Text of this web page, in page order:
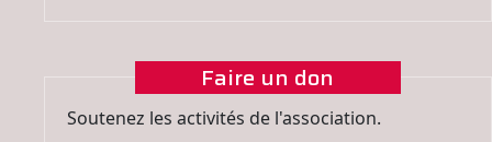
Faire un don
Soutenez les activités de l'association.